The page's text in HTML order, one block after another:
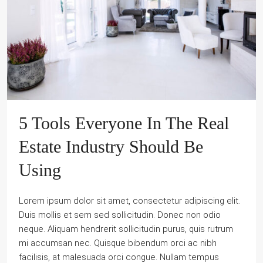
5 Tools Everyone In The Real
Estate Industry Should Be
Using
Lorem ipsum dolor sit amet, consectetur adipiscing elit.
Duis mollis et sem sed sollicitudin. Donec non odio
neque. Aliquam hendrerit sollicitudin purus, quis rutrum
mi accumsan nec. Quisque bibendum orci ac nibh
facilisis, at malesuada orci congue. Nullam tempus